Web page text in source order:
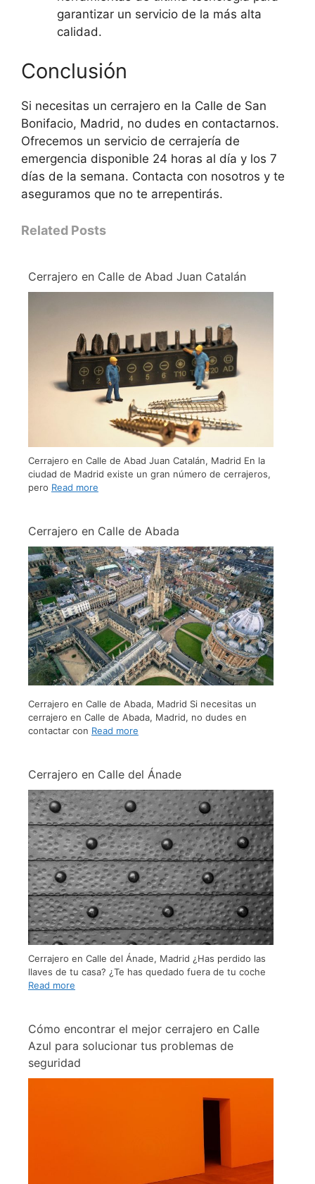
garantizar un servicio de la más alta
calidad.
Conclusión
Si necesitas un cerrajero en la Calle de San
Bonifacio, Madrid, no dudes en contactarnos.
Ofrecemos un servicio de cerrajería de
emergencia disponible 24 horas al día y los 7
días de la semana. Contacta con nosotros y te
aseguramos que no te arrepentirás.
Related Posts
Cerrajero en Calle de Abad Juan Catalán
Cerrajero en Calle de Abad Juan Catalán, Madrid En la
ciudad de Madrid existe un gran número de cerrajeros,
pero Read more
Cerrajero en Calle de Abada
Cerrajero en Calle de Abada, Madrid Si necesitas un
cerrajero en Calle de Abada, Madrid, no dudes en
contactar con Read more
Cerrajero en Calle del Ánade
Cerrajero en Calle del Ánade, Madrid ¿Has perdido las
llaves de tu casa? ¿Te has quedado fuera de tu coche
Read more
Cómo encontrar el mejor cerrajero en Calle
Azul para solucionar tus problemas de
seguridad